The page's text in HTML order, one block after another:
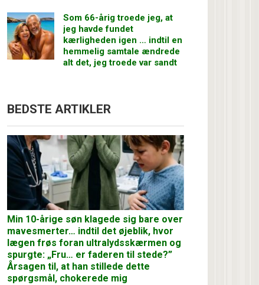
Som 66-årig troede jeg, at
jeg havde fundet
kærligheden igen … indtil en
hemmelig samtale ændrede
alt det, jeg troede var sandt
BEDSTE ARTIKLER
Min 10-årige søn klagede sig bare over
mavesmerter… indtil det øjeblik, hvor
lægen frøs foran ultralydsskærmen og
spurgte: „Fru… er faderen til stede?”
Årsagen til, at han stillede dette
spørgsmål, chokerede mig